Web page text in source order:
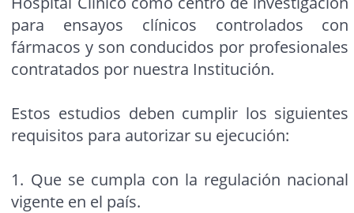
para ensayos clínicos controlados con
fármacos y son conducidos por profesionales
contratados por nuestra Institución.
Estos estudios deben cumplir los siguientes
requisitos para autorizar su ejecución:
1. Que se cumpla con la regulación nacional
vigente en el país.